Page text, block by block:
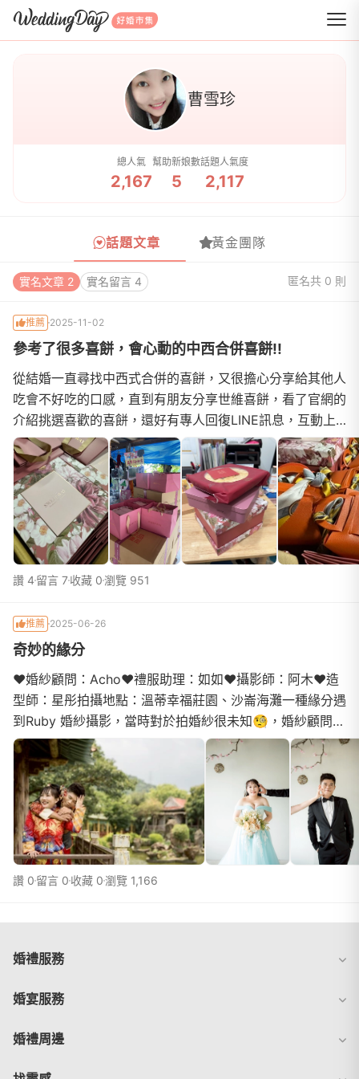
WeddingDay 好婚市集
曹雪珍
總人氣
2,167
幫助新娘數
5
話題人氣度
2,117
話題文章 黃金團隊
實名文章 2 實名留言 4 匿名共 0 則
推薦 2025-11-02
參考了很多喜餅，會心動的中西合併喜餅!!
從結婚一直尋找中西式合併的喜餅，又很擔心分享給其他人
吃會不好吃的口感，直到有朋友分享世維喜餅，看了官網的
介紹挑選喜歡的喜餅，還好有專人回復LINE訊息，互動上
都非常好也很有耐心為我解答，價位上實在不用擔心...
讚 4 留言 7收藏 0瀏覽 951
推薦 2025-06-26
奇妙的緣分
❤️婚紗顧問：Acho❤️禮服助理：如如❤️攝影師：阿木❤️造
型師：星彤拍攝地點：溫蒂幸福莊園、沙崙海灘一種緣分遇
到Ruby 婚紗攝影，當時對於拍婚紗很未知🧐，婚紗顧問會
一起討論拍照地點及婚紗的款式，就像聊天一樣分享有...
讚 0 留言 0 收藏 0瀏覽 1,166
婚禮服務
婚宴服務
婚禮周邊